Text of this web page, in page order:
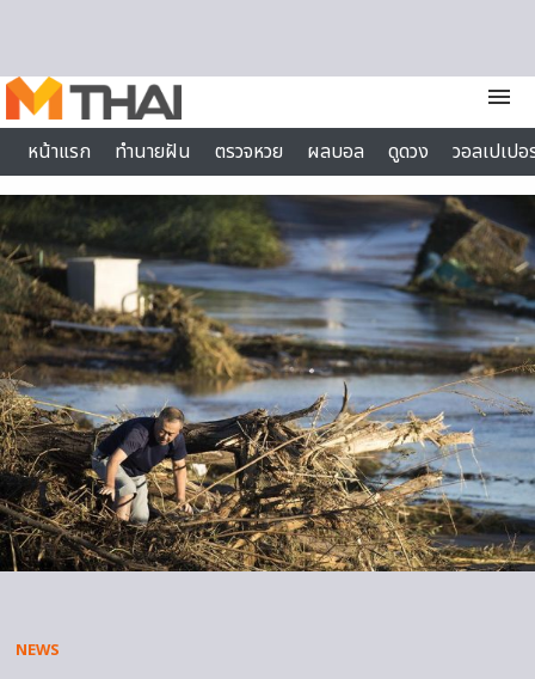
menu
หน้าแรก
ทำนายฝัน ตรวจหวย ผลบอล ดูดวง
วอลเปเป
ไลฟ์สไตล์
NEWS